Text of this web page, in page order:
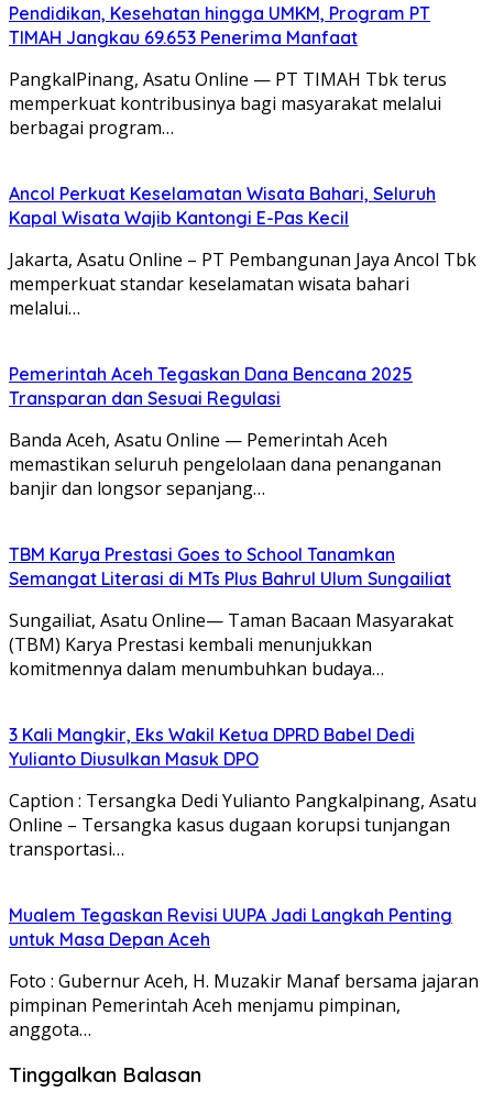
Pendidikan, Kesehatan hingga UMKM, Program PT
TIMAH Jangkau 69.653 Penerima Manfaat
PangkalPinang, Asatu Online — PT TIMAH Tbk terus
memperkuat kontribusinya bagi masyarakat melalui
berbagai program…
Ancol Perkuat Keselamatan Wisata Bahari, Seluruh
Kapal Wisata Wajib Kantongi E-Pas Kecil
Jakarta, Asatu Online – PT Pembangunan Jaya Ancol Tbk
memperkuat standar keselamatan wisata bahari
melalui…
Pemerintah Aceh Tegaskan Dana Bencana 2025
Transparan dan Sesuai Regulasi
Banda Aceh, Asatu Online — Pemerintah Aceh
memastikan seluruh pengelolaan dana penanganan
banjir dan longsor sepanjang…
TBM Karya Prestasi Goes to School Tanamkan
Semangat Literasi di MTs Plus Bahrul Ulum Sungailiat
Sungailiat, Asatu Online— Taman Bacaan Masyarakat
(TBM) Karya Prestasi kembali menunjukkan
komitmennya dalam menumbuhkan budaya…
3 Kali Mangkir, Eks Wakil Ketua DPRD Babel Dedi
Yulianto Diusulkan Masuk DPO
Caption : Tersangka Dedi Yulianto Pangkalpinang, Asatu
Online – Tersangka kasus dugaan korupsi tunjangan
transportasi…
Mualem Tegaskan Revisi UUPA Jadi Langkah Penting
untuk Masa Depan Aceh
Foto : Gubernur Aceh, H. Muzakir Manaf bersama jajaran
pimpinan Pemerintah Aceh menjamu pimpinan,
anggota…
Tinggalkan Balasan